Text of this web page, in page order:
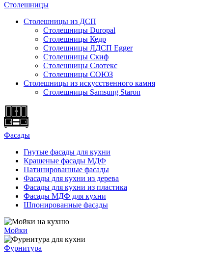
Cтолешницы
Столешницы из ДСП
Столешницы Duropal
Столешницы Кедр
Столешницы ЛДСП Egger
Столешницы Скиф
Столешницы Слотекс
Столешницы СОЮЗ
Столешницы из искусственного камня
Столешницы Samsung Staron
Фасады
Гнутые фасады для кухни
Крашеные фасады МДФ
Патинированные фасады
Фасады для кухни из дерева
Фасады для кухни из пластика
Фасады МДФ для кухни
Шпонированные фасады
Мойки
Фурнитура